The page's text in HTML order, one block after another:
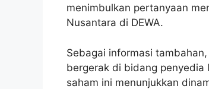
menimbulkan pertanyaan
Nusantara di DEWA.
Sebagai informasi
bergerak di bidang
saham ini menunjukkan